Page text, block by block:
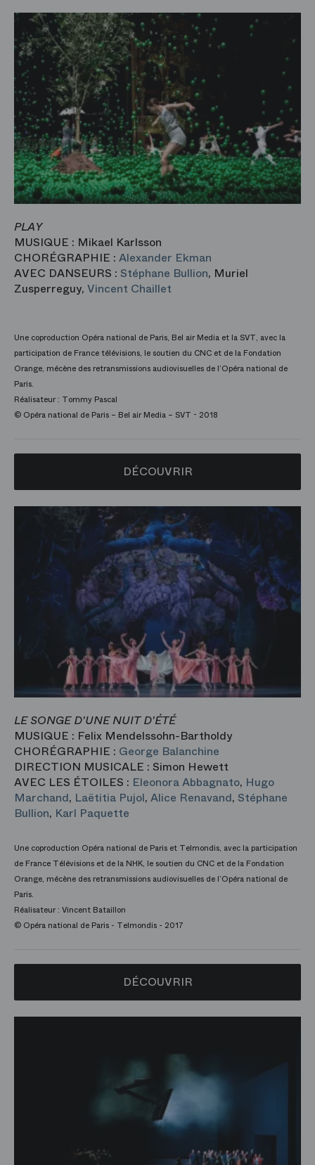
PLAY
MUSIQUE : Mikael Karlsson
CHORÉGRAPHIE : Alexander Ekman
AVEC DANSEURS : Stéphane Bullion, Muriel
Zusperreguy, Vincent Chaillet
Une coproduction Opéra national de Paris, Bel air Media et la SVT, avec la
participation de France télévisions, le soutien du CNC et de la Fondation
Orange, mécène des retransmissions audiovisuelles de l’Opéra national de
Paris.
Réalisateur : Tommy Pascal
© Opéra national de Paris – Bel air Media – SVT - 2018
DÉCOUVRIR
LE SONGE D'UNE NUIT D'ÉTÉ
MUSIQUE : Felix Mendelssohn-Bartholdy
CHORÉGRAPHIE : George Balanchine
DIRECTION MUSICALE : Simon Hewett
AVEC LES ÉTOILES : Eleonora Abbagnato, Hugo
Marchand, Laëtitia Pujol, Alice Renavand, Stéphane
Bullion, Karl Paquette
Une coproduction Opéra national de Paris et Telmondis, avec la participation
de France Télévisions et de la NHK, le soutien du CNC et de la Fondation
Orange, mécène des retransmissions audiovisuelles de l’Opéra national de
Paris.
Réalisateur : Vincent Bataillon
© Opéra national de Paris - Telmondis - 2017
DÉCOUVRIR